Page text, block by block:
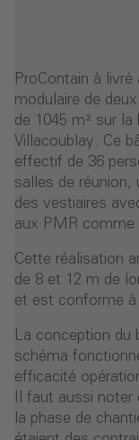
ProContain à
modulaire de
de 1045 m² sur la
Villacoublay. Ce
effectif de 36
salles de réunion,
des vestiaires
aux PMR comme
Cette réalisation
de 8 et 12 m de
et est conforme à
La conception du
schéma
efficacité
Il faut aussi
la phase de